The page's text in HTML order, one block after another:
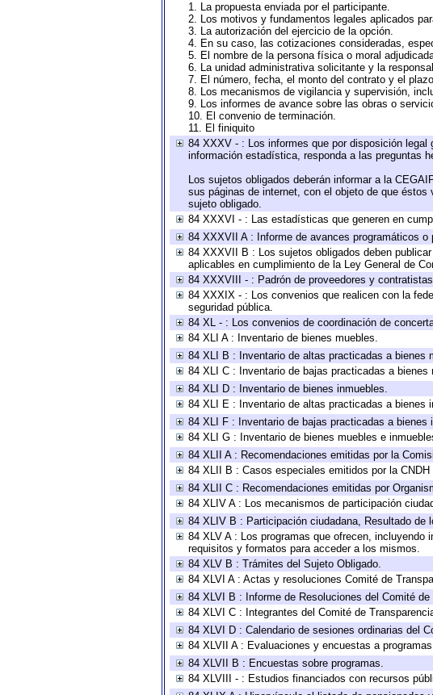
1. La propuesta enviada por el participante.
2. Los motivos y fundamentos legales aplicados
3. La autorización del ejercicio de la opción.
4. En su caso, las cotizaciones consideradas,
5. El nombre de la persona física o moral
6. La unidad administrativa solicitante y la
7. El número, fecha, el monto del contrato y el
8. Los mecanismos de vigilancia y supervisión,
9. Los informes de avance sobre las obras o
10. El convenio de terminación.
11. El finiquito
84 XXXV - : Los informes que por disposición legal
información estadística, responda a las preguntas
Los sujetos obligados deberán informar a la
sus páginas de internet, con el objeto de que
sujeto obligado.
84 XXXVI - : Las estadísticas que generen en
84 XXXVII A : Informe de avances programáticos
84 XXXVII B : Los sujetos obligados deben
aplicables en cumplimiento de la Ley General de
84 XXXVIII - : Padrón de proveedores y
84 XXXIX - : Los convenios que realicen con la
seguridad pública.
84 XL - : Los convenios de coordinación de
84 XLI A : Inventario de bienes muebles.
84 XLI B : Inventario de altas practicadas a bienes
84 XLI C : Inventario de bajas practicadas a bienes
84 XLI D : Inventario de bienes inmuebles.
84 XLI E : Inventario de altas practicadas a bienes
84 XLI F : Inventario de bajas practicadas a bienes
84 XLI G : Inventario de bienes muebles e
84 XLII A : Recomendaciones emitidas por la
84 XLII B : Casos especiales emitidos por la
84 XLII C : Recomendaciones emitidas por
84 XLIV A : Los mecanismos de participación
84 XLIV B : Participación ciudadana, Resultado de
84 XLV A : Los programas que ofrecen,
requisitos y formatos para acceder a los mismos.
84 XLV B : Trámites del Sujeto Obligado.
84 XLVI A : Actas y resoluciones Comité de
84 XLVI B : Informe de Resoluciones del Comité de
84 XLVI C : Integrantes del Comité de
84 XLVI D : Calendario de sesiones ordinarias del
84 XLVII A : Evaluaciones y encuestas a
84 XLVII B : Encuestas sobre programas.
84 XLVIII - : Estudios financiados con recursos